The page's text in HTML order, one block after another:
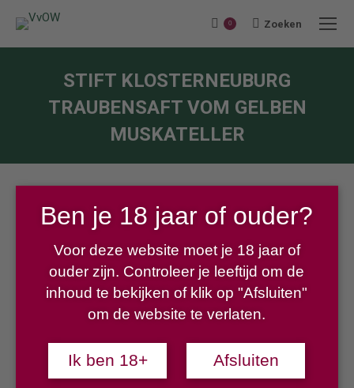
0 Search:
Zoeken
STIFT KLOSTERNEUBURG
TRAUBENSAFT VOM GELBEN
MUSKATELLER
6,50
voorzichtig geperst en direct vers gebotteld. Zo ontwikkelt
ons raszuivere Gelber Muskateller druivensap zijn unieke
Ben je 18 jaar of ouder?
Voor deze website moet je 18 jaar of
ouder zijn. Controleer je leeftijd om de
inhoud te bekijken of klik op "Afsluiten"
om de website te verlaten.
Ik ben 18+ Afsluiten